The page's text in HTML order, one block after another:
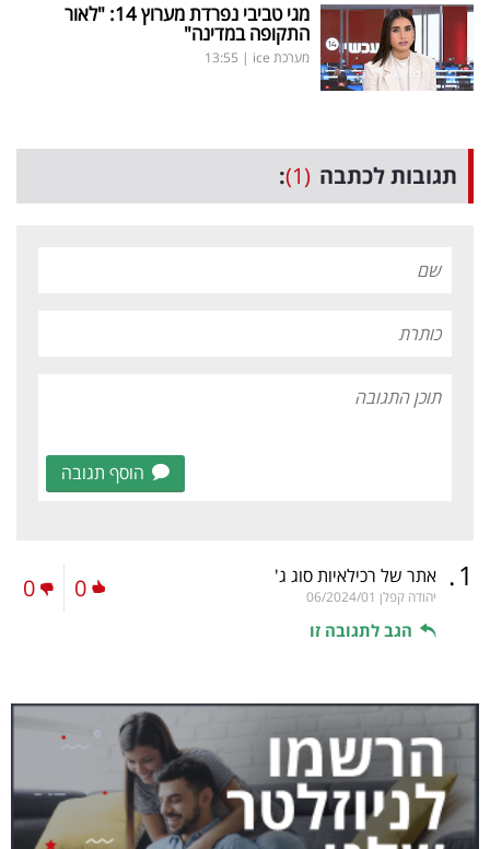
מגי טביבי נפרדת מערוץ 14: "לאור
התקופה במדינה"
מערכת ice |
13:55
תגובות לכתבה (1)
:
הוסף תגובה
1
. אתר של רכילאיות סוג ג'
יהודה קפלן 06/2024/01
הגב לתגובה זו
0
0